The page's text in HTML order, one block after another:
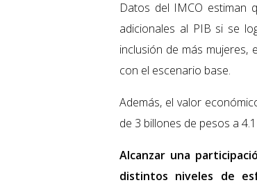
Datos del IMCO estiman
adicionales al PIB si se
inclusión de más
con el escenario base.
Además, el valor
de 3 billones de pesos a
Alcanzar una
distintos niveles de